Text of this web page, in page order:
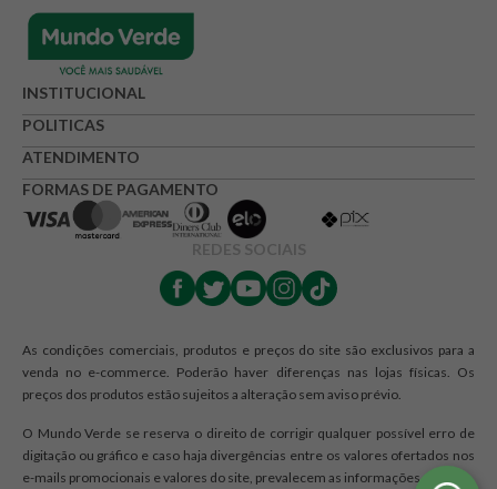
INSTITUCIONAL
POLITICAS
ATENDIMENTO
FORMAS DE PAGAMENTO
REDES SOCIAIS
As condições comerciais, produtos e preços do site são exclusivos para a
venda no e-commerce. Poderão haver diferenças nas lojas físicas. Os
preços dos produtos estão sujeitos a alteração sem aviso prévio.
O Mundo Verde se reserva o direito de corrigir qualquer possível erro de
digitação ou gráfico e caso haja divergências entre os valores ofertados nos
e-mails promocionais e valores do site, prevalecem as informações do site.